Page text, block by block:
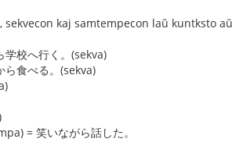
kaj samtempecon laŭ kuntksto
学校へ行く。(sekva)
ら食べる。(sekva)
= 笑いながら話した。